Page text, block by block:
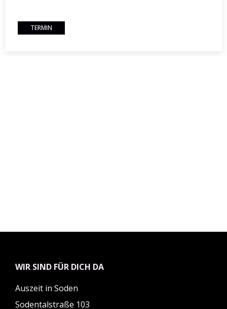
TERMIN
WIR SIND FÜR DICH DA
Auszeit in Soden
Sodentalstraße 103